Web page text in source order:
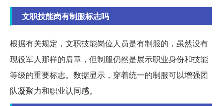
文职技能岗有制服标志吗
根据有关规定，文职技能岗位人员是有制服的，虽然没有
现役军人那样的肩章，但制服仍然是展示职业身份和技能
等级的重要标志。数据显示，穿着统一的制服可以增强团
队凝聚力和职业认同感。